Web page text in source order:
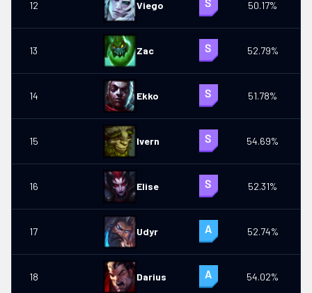
12 Viego 50.17%
13 Zac 52.79%
14 Ekko 51.78%
15 Ivern 54.69%
16 Elise 52.31%
17 Udyr 52.74%
18 Darius 54.02%